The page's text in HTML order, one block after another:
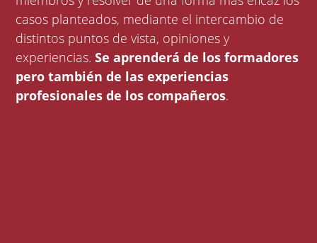
casos planteados, mediante el intercambio de
distintos puntos de vista, opiniones y
experiencias.Se aprenderá de los formadores
pero también de las experiencias
profesionales de los compañeros.